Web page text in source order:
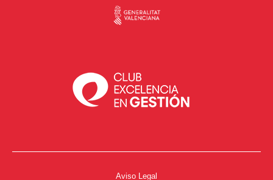
Aviso Legal